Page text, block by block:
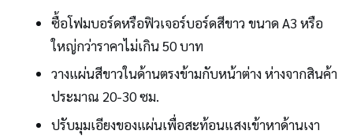
ซื้อโฟมบอร์ดหรือฟิวเจอร์บอร์ดสีขาว ขนาด A3 หรือ
ใหญ่กว่าราคาไม่เกิน 50 บาท
วางแผ่นสีขาวในด้านตรงข้ามกับหน้าต่าง ห่างจากสินค้า
ประมาณ 20-30 ซม.
ปรับมุมเอียงของแผ่นเพื่อสะท้อนแสงเข้าหาด้านเงา